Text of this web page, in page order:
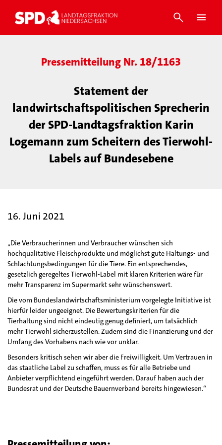
Pressemitteilung Nr. 18/1163
Statement der
landwirtschaftspolitischen Sprecherin
der SPD-Landtagsfraktion Karin
Logemann zum Scheitern des Tierwohl-
Labels auf Bundesebene
16. Juni 2021
„Die Verbraucherinnen und Verbraucher wünschen sich
hochqualitative Fleischprodukte und möglichst gute Haltungs- und
Schlachtungsbedingungen für die Tiere. Ein entsprechendes,
gesetzlich geregeltes Tierwohl-Label mit klaren Kriterien wäre für
mehr Transparenz im Supermarkt sehr wünschenswert.
Die vom Bundeslandwirtschaftsministerium vorgelegte Initiative ist
hierfür leider ungeeignet. Die Bewertungskriterien für die
Tierhaltung sind nicht eindeutig genug definiert, um tatsächlich
mehr Tierwohl sicherzustellen. Zudem sind die Finanzierung und der
Umfang des Vorhabens nach wie vor unklar.
Besonders kritisch sehen wir aber die Freiwilligkeit. Um Vertrauen in
das staatliche Label zu schaffen, muss es für alle Betriebe und
Anbieter verpflichtend eingeführt werden. Darauf haben auch der
Bundesrat und der Deutsche Bauernverband bereits hingewiesen.“